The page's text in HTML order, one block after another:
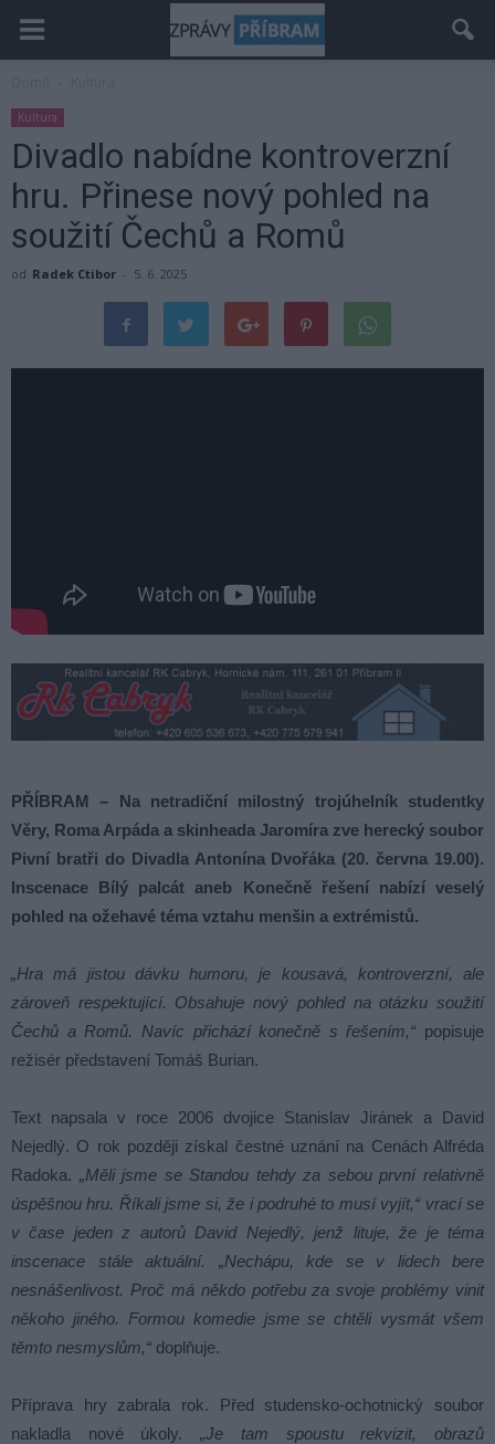
Kultura
Divadlo nabídne kontroverzní
hru. Přinese nový pohled na
soužití Čechů a Romů
od Radek Ctibor - 5. 6. 2025
PŘÍBRAM – Na netradiční milostný trojúhelník studentky
Věry, Roma Arpáda a skinheada Jaromíra zve herecký soubor
Pivní bratři do Divadla Antonína Dvořáka (20. června 19.00).
Inscenace Bílý palcát aneb Konečně řešení nabízí veselý
pohled na ožehavé téma vztahu menšin a extrémistů.
„Hra má jistou dávku humoru, je kousavá, kontroverzní, ale
zároveň respektující. Obsahuje nový pohled na otázku soužití
Čechů a Romů. Navíc přichází konečně s řešením,“ popisuje
režisér představení Tomáš Burian.
Text napsala v roce 2006 dvojice Stanislav Jiránek a David
Nejedlý. O rok později získal čestné uznání na Cenách Alfréda
Radoka. „Měli jsme se Standou tehdy za sebou první relativně
úspěšnou hru. Říkali jsme si, že i podruhé to musí vyjít,“ vrací se
v čase jeden z autorů David Nejedlý, jenž lituje, že je téma
inscenace stále aktuální. „Nechápu, kde se v lidech bere
nesnášenlivost. Proč má někdo potřebu za svoje problémy vinit
někoho jiného. Formou komedie jsme se chtěli vysmát všem
těmto nesmyslům,“ doplňuje.
Příprava hry zabrala rok. Před studensko-ochotnický soubor
nakladla nové úkoly.„Je tam spoustu rekvizit, obrazů